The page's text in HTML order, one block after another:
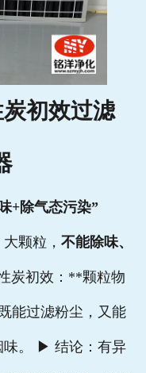
初效过滤
+除气态污染”
颗粒， 不能除味、
炭初效：**颗粒物
能过滤粉尘，又能
味。 ▶ 结论：有异